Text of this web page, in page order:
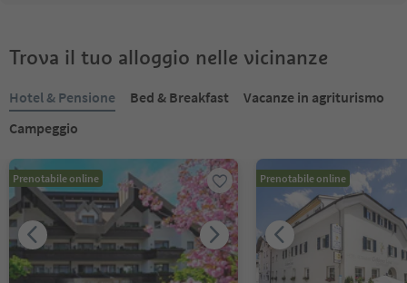
Trova il tuo alloggio nelle vicinanze
Hotel & Pensione Bed & Breakfast
Vacanze in agriturismo
Campeggio
Prenotabile online Prenotabile online